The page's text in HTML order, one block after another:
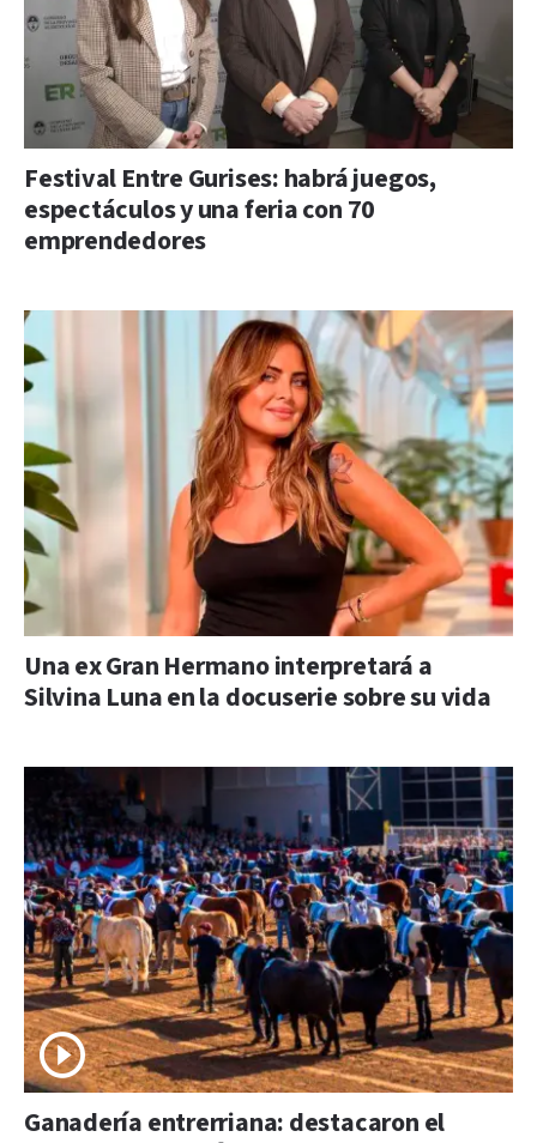
Festival Entre Gurises: habrá juegos,
espectáculos y una feria con 70
emprendedores
Una ex Gran Hermano interpretará a
Silvina Luna en la docuserie sobre su vida
Ganadería entrerriana: destacaron el